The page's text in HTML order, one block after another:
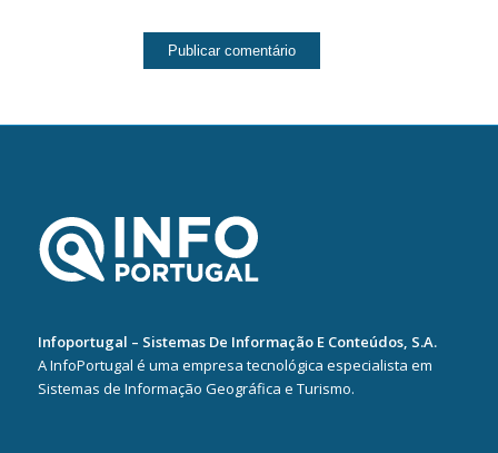
Infoportugal – Sistemas De Informação E Conteúdos, S.A.
A InfoPortugal é uma empresa tecnológica especialista em
Sistemas de Informação Geográfica e Turismo.